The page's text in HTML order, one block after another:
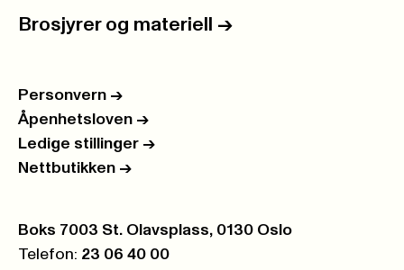
Brosjyrer og materiell ->
Personvern ->
Åpenhetsloven ->
Ledige stillinger ->
Nettbutikken ->
Postboks:
Boks 7003 St. Olavsplass, 0130 Oslo
Telefon: 23 06 40 00